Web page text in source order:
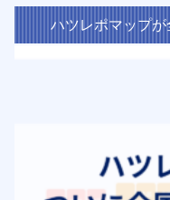
ハツレポマップが